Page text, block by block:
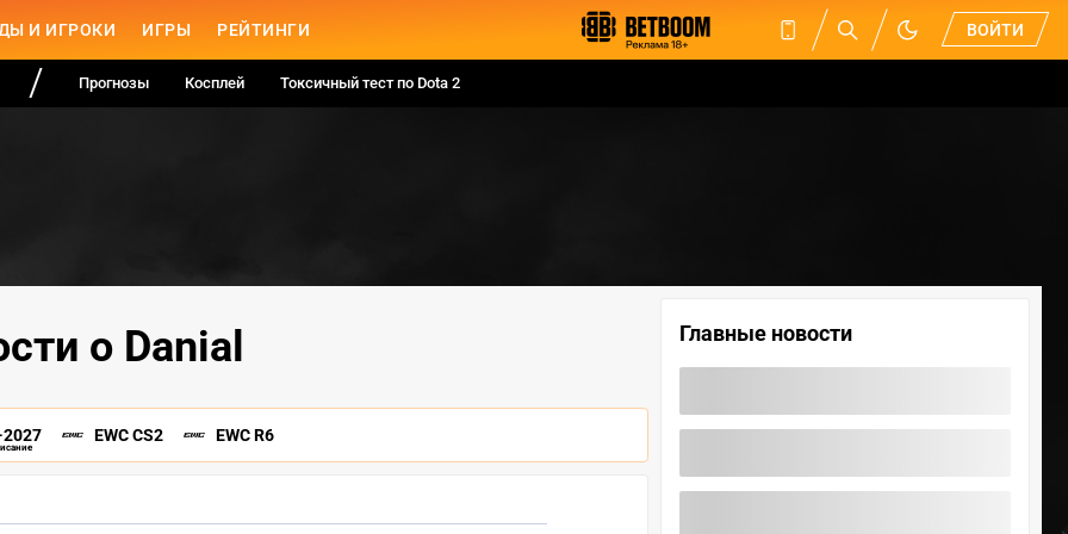
И ИГРОКИ ИГРЫ РЕЙТИНГИ ВОЙТИ
Прогнозы Косплей Токсичный тест по Dota 2
о Danial
EWC CS2 EWC R6
Главные новости